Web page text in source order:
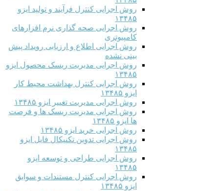
روش اجرایی کنترل فرآیند و تولید ایزو
۱۳۴۸۵
روش اجرایی صحه گذاری نرم افزارهای
کامپیوتری
روش اجرایی اطلاع و ارزیابی رویداد پیش
بینی نشده
روش اجرایی مدیریت ریسک محصول ایزو
۱۳۴۸۵
روش اجرایی کنترل بهداشت محیط کار
ایزو ۱۳۴۸۵
روش اجرایی مدیریت تغییر ایزو ۱۳۴۸۵
روش اجرایی مدیریت ریسک ها و فرصت
ها ایزو ۱۳۴۸۵
روش اجرایی خرید ایزو ۱۳۴۸۵
روش اجرایی تدوین تکنیکال فایل ایزو
۱۳۴۸۵
روش اجرایی طراحی و توسعه ایزو
۱۳۴۸۵
روش اجرایی کنترل مستندات و سوابق
ایزو ۱۳۴۸۵